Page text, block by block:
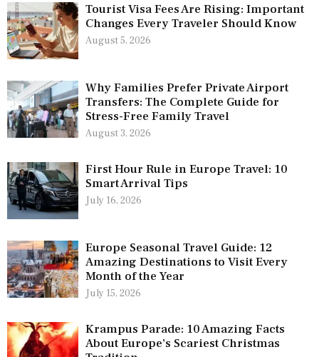
Tourist Visa Fees Are Rising: Important
Changes Every Traveler Should Know
August 5, 2026
Why Families Prefer Private Airport
Transfers: The Complete Guide for
Stress-Free Family Travel
August 3, 2026
First Hour Rule in Europe Travel: 10
Smart Arrival Tips
July 16, 2026
Europe Seasonal Travel Guide: 12
Amazing Destinations to Visit Every
Month of the Year
July 15, 2026
Krampus Parade: 10 Amazing Facts
About Europe’s Scariest Christmas